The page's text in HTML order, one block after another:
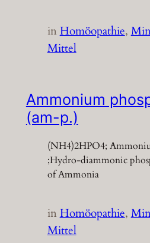
inHomöopathie,
Mittel
Ammonium
(am-p.)
(NH4)2HPO4;
;Hydro-diammonic
of Ammonia
inHomöopathie,
Mittel